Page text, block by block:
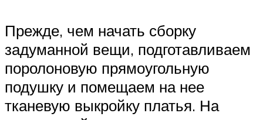
Прежде, чем начать сборку
задуманной вещи, подготавливаем
поролоновую прямоугольную
подушку и помещаем на нее
тканевую выкройку платья. На